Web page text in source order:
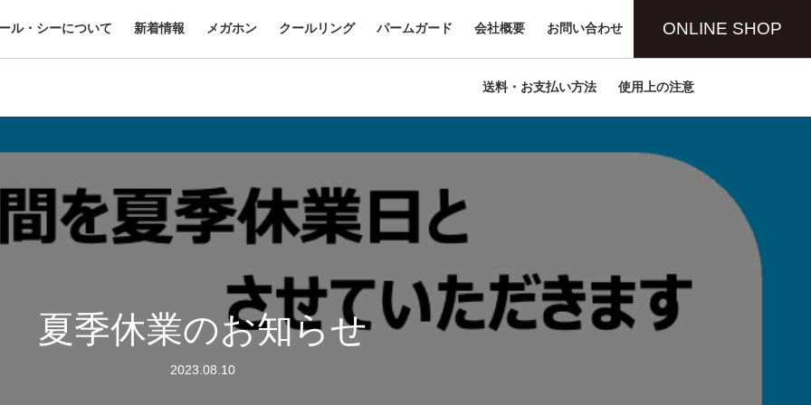
ル・シーについて 新着情報 メガホン クールリング パームガード 会社概要 お問い合わせ ONLINE SHOP
送料・お支払い方法 使用上の注意
夏季休業のお知らせ
2023.08.10